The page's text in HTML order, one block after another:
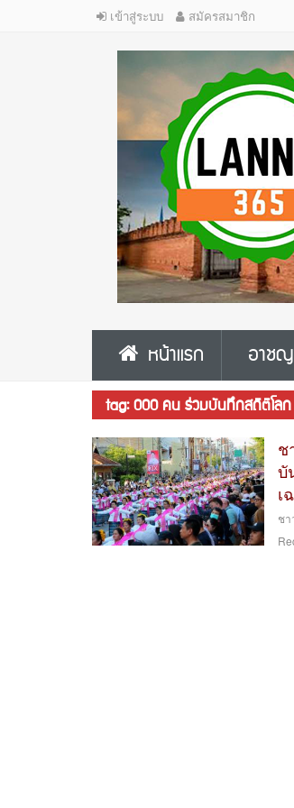
เข้าสู่ระบบ สมัครสมาชิก
หน้าแรก อาช
tag: 000 คน ร่วมบันทึกสถิติโลก
ช
บั
เ
ชา